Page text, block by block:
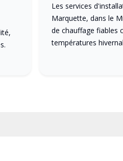
Les services
Marquette, dans le
de chauffage fiables
températures